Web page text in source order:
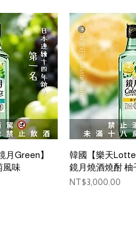
Green】
風味
Quick
韓國【樂天Lotte
鏡月燒酒燒酎 柚
Price
NT$3,000.00